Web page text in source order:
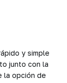
y simple
junto con la
la opción de